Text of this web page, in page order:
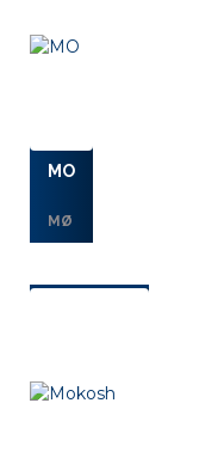
MO
MØ